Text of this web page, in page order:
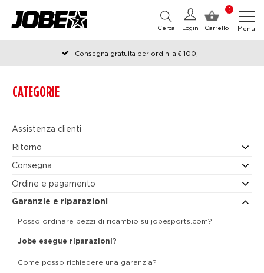
0
Carrello
Login
Cerca Menu
Consegna gratuita per ordini a € 100, -
Ordinato prima delle 12:00 nei giorni lavorativi, spedito lo stesso
CATEGORIE
Assistenza clienti
Ritorno
Consegna
Ordine e pagamento
Garanzie e riparazioni
Posso ordinare pezzi di ricambio su jobesports.com?
Jobe esegue riparazioni?
Come posso richiedere una garanzia?